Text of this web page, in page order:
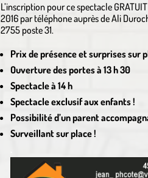
L’inscription pour ce spectacle
2016 par téléphone auprès de Ali
2755 poste 31.
Prix de présence et surprises sur
Ouverture des portes à 13 h 30
Spectacle à 14 h
Spectacle exclusif aux enfants !
Possibilité d’un parent
Surveillant sur place !